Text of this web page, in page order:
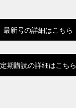
最新号の詳細はこちら
定期購読の詳細はこちら